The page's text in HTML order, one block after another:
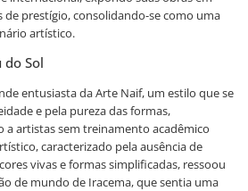
de prestígio, consolidando-se como uma
artístico.
Sol
entusiasta da Arte Naif, um estilo que se
e pela pureza das formas,
a artistas sem treinamento acadêmico
caracterizado pela ausência de
vivas e formas simplificadas, ressoou
de mundo de Iracema, que sentia uma